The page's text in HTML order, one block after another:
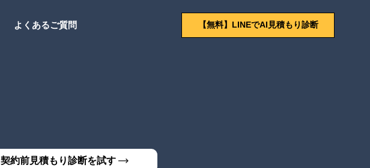
よくあるご質問 【無料】LINEでAI見積もり診断
契約前見積もり診断を試す